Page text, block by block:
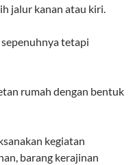
jalur kanan atau kiri.
tetapi
rumah dengan bentuk
kegiatan
barang kerajinan